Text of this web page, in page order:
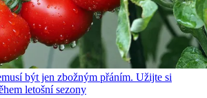
být jen zbožným přáním. Užijte si
letošní sezony